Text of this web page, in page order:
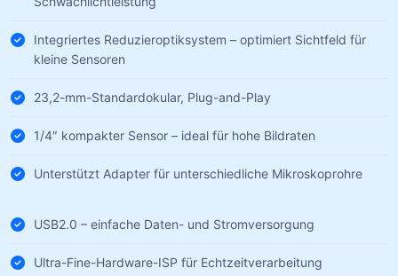
Integriertes Reduzieroptiksystem – optimiert Sichtfeld für
kleine Sensoren
23,2-mm-Standardokular, Plug-and-Play
1/4″ kompakter Sensor – ideal für hohe Bildraten
Unterstützt Adapter für unterschiedliche Mikroskoprohre
USB2.0 – einfache Daten- und Stromversorgung
Ultra-Fine-Hardware-ISP für Echtzeitverarbeitung